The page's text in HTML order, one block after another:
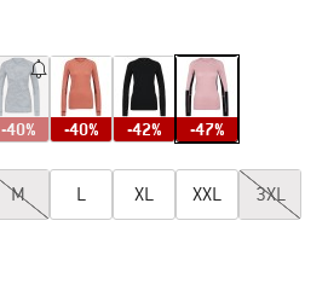
-40% -40% -42% -47%
M L XL XXL 3XL